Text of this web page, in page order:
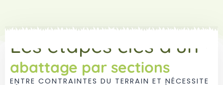
Les étapes clés d'un
abattage par sections
ENTRE CONTRAINTES DU TERRAIN ET NÉCESSITE